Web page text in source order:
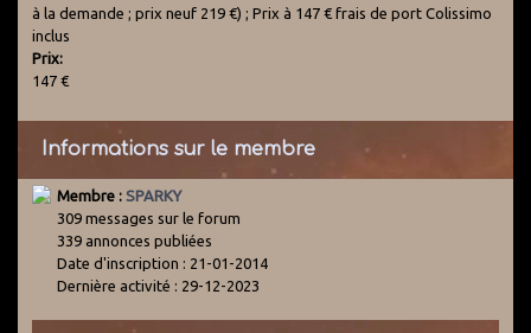
à la demande ; prix neuf 219 €) ; Prix à 147 € frais de port Colissimo
inclus
Prix:
147 €
Informations sur le membre
Membre : SPARKY
309 messages sur le forum
339 annonces publiées
Date d'inscription : 21-01-2014
Dernière activité : 29-12-2023